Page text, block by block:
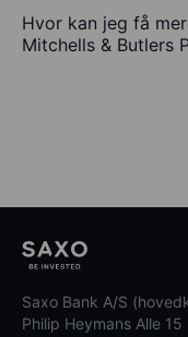
Hvor kan jeg få
Mitchells & Butlers
Saxo Bank A/S
Philip Heymans Alle 15